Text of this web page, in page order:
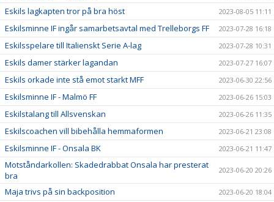
Eskils lagkapten tror på bra höst 2023-08-05 11:11
Eskilsminne IF ingår samarbetsavtal med Trelleborgs FF 2023-07-28 16:18
Eskilsspelare till Italienskt Serie A-lag 2023-07-28 10:31
Eskils damer stärker lagandan 2023-07-27 16:07
Eskils orkade inte stå emot starkt MFF 2023-06-30 22:56
Eskilsminne IF - Malmö FF 2023-06-26 15:03
Eskilstalang till Allsvenskan 2023-06-26 11:35
Eskilscoachen vill bibehålla hemmaformen 2023-06-21 23:08
Eskilsminne IF - Onsala BK 2023-06-21 11:47
Motståndarkollen: Skadedrabbat Onsala har presterat
bra
2023-06-20 20:26
Maja trivs på sin backposition 2023-06-20 18:04